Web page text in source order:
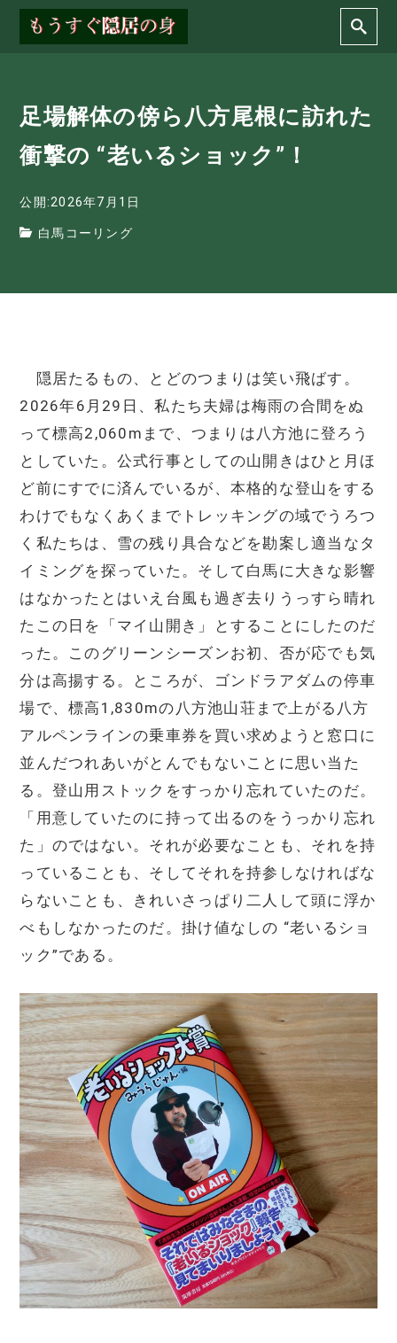
足場解体の傍ら八方尾根に訪れた
衝撃の “老いるショック”！
公開:2026年7月1日
白馬コーリング
隠居たるもの、とどのつまりは笑い飛ばす。
2026年6月29日、私たち夫婦は梅雨の合間をぬ
って標高2,060mまで、つまりは八方池に登ろう
としていた。公式行事としての山開きはひと月ほ
ど前にすでに済んでいるが、本格的な登山をする
わけでもなくあくまでトレッキングの域でうろつ
く私たちは、雪の残り具合などを勘案し適当なタ
イミングを探っていた。そして白馬に大きな影響
はなかったとはいえ台風も過ぎ去りうっすら晴れ
たこの日を「マイ山開き」とすることにしたのだ
った。このグリーンシーズンお初、否が応でも気
分は高揚する。ところが、ゴンドラアダムの停車
場で、標高1,830mの八方池山荘まで上がる八方
アルペンラインの乗車券を買い求めようと窓口に
並んだつれあいがとんでもないことに思い当た
る。登山用ストックをすっかり忘れていたのだ。
「用意していたのに持って出るのをうっかり忘れ
た」のではない。それが必要なことも、それを持
っていることも、そしてそれを持参しなければな
らないことも、きれいさっぱり二人して頭に浮か
べもしなかったのだ。掛け値なしの “老いるショ
ック”である。